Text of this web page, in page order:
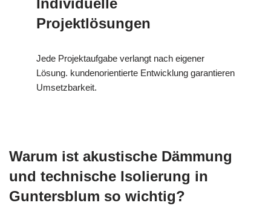
Projektlösungen
Jede Projektaufgabe verlangt nach eigener
Lösung. kundenorientierte Entwicklung garantieren
Umsetzbarkeit.
Warum ist akustische Dämmung
und technische Isolierung in
Guntersblum so wichtig?